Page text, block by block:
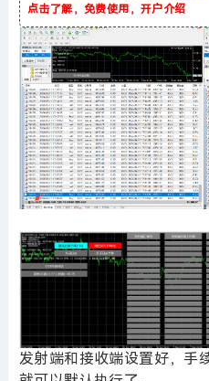
点击了解，免费使用，开户介绍
发射端和接收端设置好，手